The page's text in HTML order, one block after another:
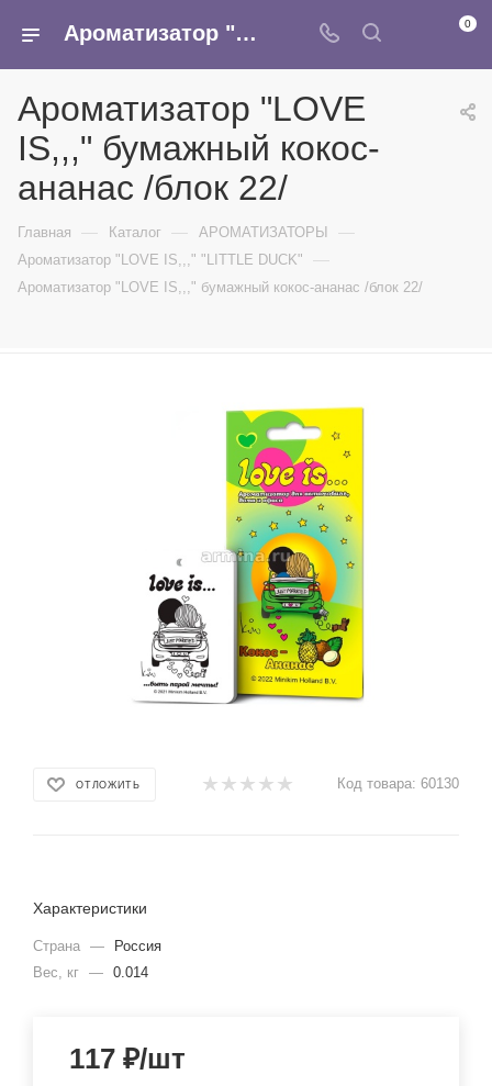
Ароматизатор "LOVE IS,,," бумажный кокос-ананас /блок 22/ - купить в интернет-магазине Армина 0
Ароматизатор "LOVE
IS,,," бумажный кокос-
ананас /блок 22/
Главная — Каталог — АРОМАТИЗАТОРЫ —
Ароматизатор "LOVE IS,,," "LITTLE DUCK" —
Ароматизатор "LOVE IS,,," бумажный кокос-ананас /блок 22/
ОТЛОЖИТЬ Код товара: 60130
Характеристики
Страна —
Россия
Вес, кг — 0.014
117 ₽/шт